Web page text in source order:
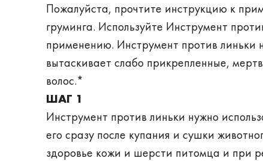
Пожалуйста, прочтите инструкцию к
груминга. Используйте Инструмент
применению. Инструмент против линьки
вытаскивает слабо прикрепленные,
волос.*
ШАГ 1
Инструмент против линьки нужно
его сразу после купания и сушки
здоровье кожи и шерсти питомца и при